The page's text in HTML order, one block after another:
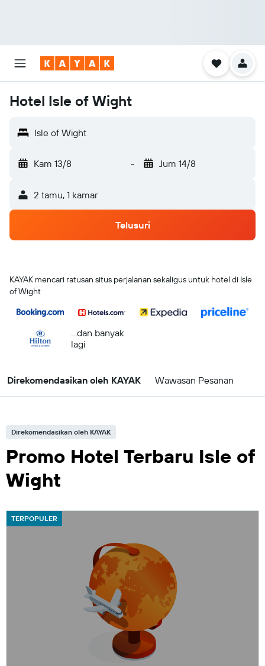
Hotel Isle of Wight
Isle of Wight
Kam 13/8 - Jum 14/8
2 tamu, 1 kamar
Telusuri
KAYAK mencari ratusan situs perjalanan sekaligus untuk hotel di Isle
of Wight
...dan banyak
lagi
Direkomendasikan oleh KAYAK Wawasan Pesanan
Direkomendasikan oleh KAYAK
Promo Hotel Terbaru Isle of
Wight
TERPOPULER